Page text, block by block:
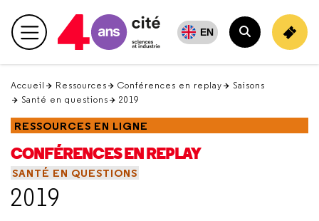
en
haut Menu principal EN
Rechercher
Accueil Ressources Conférences en replay
Saisons
Santé en questions
2019
RESSOURCES EN LIGNE
CONFÉRENCES EN REPLAY
SANTÉ EN QUESTIONS
2019